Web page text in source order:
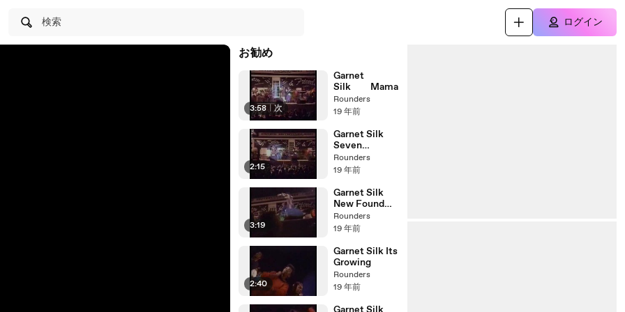
検索 ログイン
お勧め
3:58 次
Garnet
Silk Mama
Rounders
19 年前
2:15
Garnet Silk
Seven
Spanish
Angels
Rounders
19 年前
3:19
Garnet Silk
New Found
Love
Rounders
19 年前
2:40
Garnet Silk Its
Growing
Rounders
19 年前